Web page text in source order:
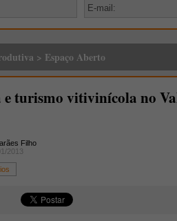
> Espaço Aberto
turismo vitivinícola no
Filho
2013